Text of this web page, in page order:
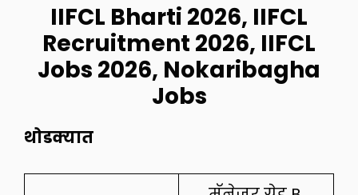
IIFCL Bharti 2026, IIFCL
Recruitment 2026, IIFCL
Jobs 2026, Nokaribagha
Jobs
थोडक्यात